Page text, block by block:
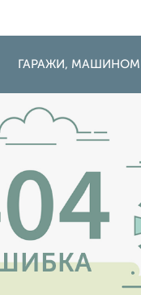
ГАРАЖИ,